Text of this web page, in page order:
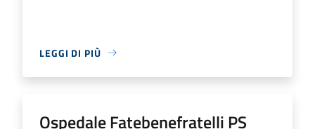
LEGGI DI PIÙ
Ospedale Fatebenefratelli PS